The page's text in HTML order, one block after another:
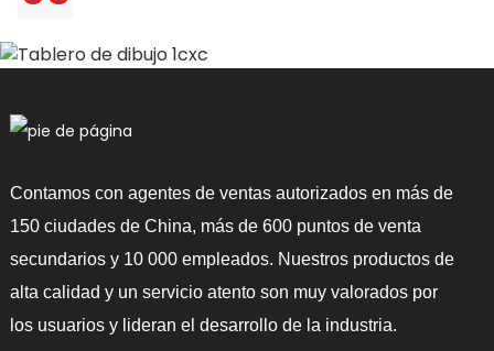
Contamos con agentes de ventas autorizados en más de
150 ciudades de China, más de 600 puntos de venta
secundarios y 10 000 empleados. Nuestros productos de
alta calidad y un servicio atento son muy valorados por
los usuarios y lideran el desarrollo de la industria.